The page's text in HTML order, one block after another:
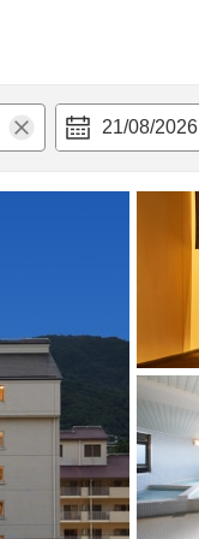
21/08/2026
nghi